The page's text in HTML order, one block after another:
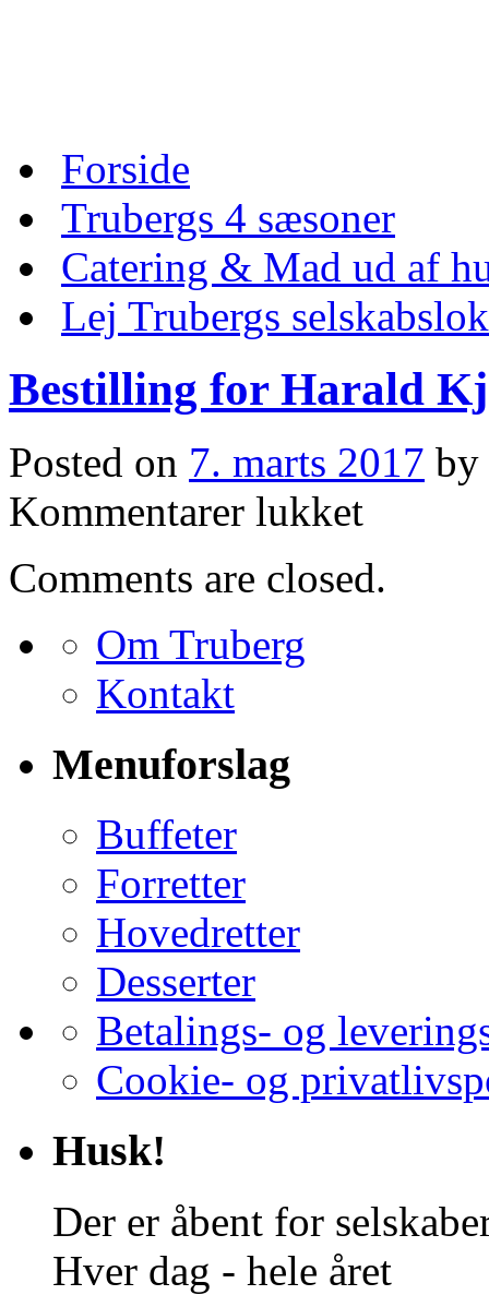
to
Forside
Trubergs 4 sæsoner
Catering & Mad ud af
Lej Trubergs
Bestilling for Harald
Posted on 7. marts 2017 by
Kommentarer lukket
Kjøller
Comments are closed.
Om Truberg
Kontakt
Menuforslag
Buffeter
Forretter
Hovedretter
Desserter
Betalings- og
Cookie- og
Husk!
Der er åbent for
Hver dag - hele året